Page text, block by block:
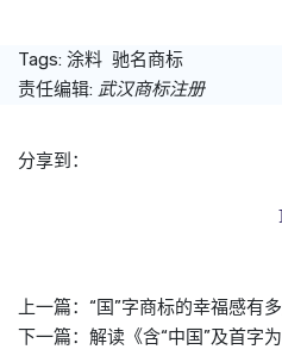
Tags: 涂料 驰名商标
责任编辑: 武汉商标注册
分享到：
上一篇： “国”字商标的幸福感有多
下一篇： 解读《含“中国”及首字